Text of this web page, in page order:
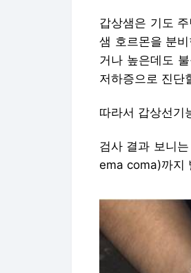
갑상샘은 기도
샘 호르몬을 분
거나 높은데도
저하증으로 진단
따라서 갑상선기
검사 결과 보니
ema coma)까지